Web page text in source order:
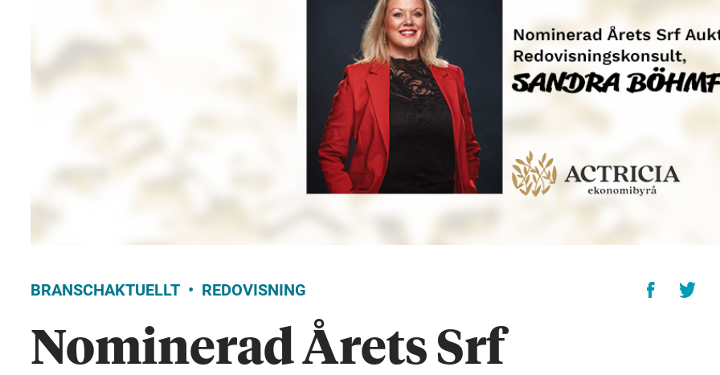
BRANSCHAKTUELLT REDOVISNING
Nominerad Årets Srf